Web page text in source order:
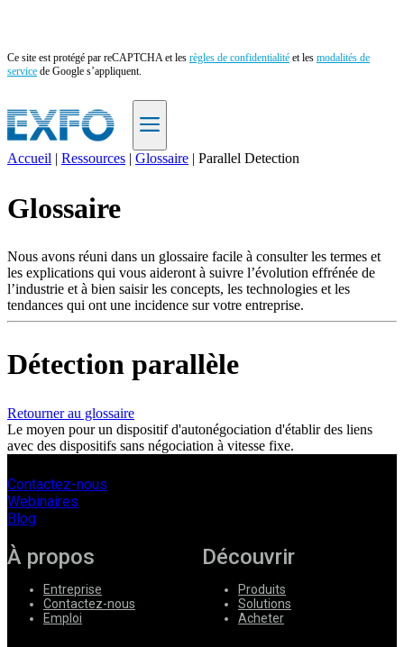
Ce site est protégé par reCAPTCHA et les règles de confidentialité et les modalités de
service de Google s’appliquent.
Produits
Soutien
Services
Acheter
Ressources
nous
S'enregistrer
Se
Entreprise
Partenaires
Fournisseurs
Accueil | Ressources | Glossaire | Parallel Detection
Glossaire
Nous avons réuni dans un glossaire facile à consulter les termes et
les explications qui vous aideront à suivre l’évolution effrénée de
l’industrie et à bien saisir les concepts, les technologies et les
tendances qui ont une incidence sur votre entreprise.
Détection parallèle
Retourner au glossaire
Le moyen pour un dispositif d'autonégociation d'établir des liens
avec des dispositifs sans négociation à vitesse fixe.
Contactez-nous
Webinaires
Blog
À propos
Entreprise
Contactez-nous
Emploi
Découvrir
Produits
Solutions
Acheter